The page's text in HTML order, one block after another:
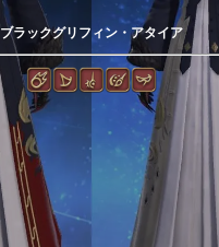
ブラックグリフィン・アタイア